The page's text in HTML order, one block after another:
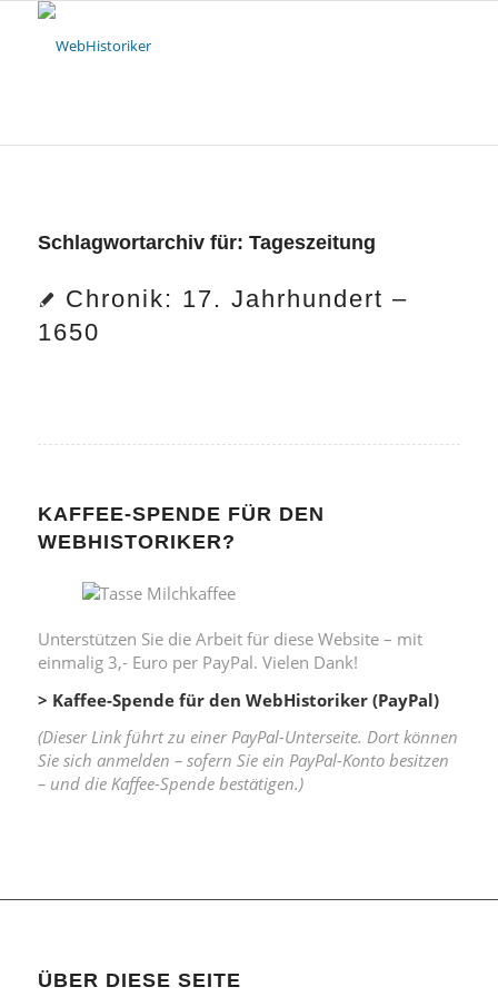
Schlagwortarchiv für: Tageszeitung
Chronik: 17. Jahrhundert –
1650
KAFFEE-SPENDE FÜR DEN
WEBHISTORIKER?
Unterstützen Sie die Arbeit für diese Website – mit
einmalig 3,- Euro per PayPal. Vielen Dank!
> Kaffee-Spende für den WebHistoriker (PayPal)
(Dieser Link führt zu einer PayPal-Unterseite. Dort können
Sie sich anmelden – sofern Sie ein PayPal-Konto besitzen
– und die Kaffee-Spende bestätigen.)
ÜBER DIESE SEITE